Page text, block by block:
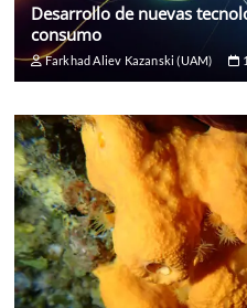
Desarrollo de nuevas
consumo
Farkhad Aliev Kazanski (UAM)